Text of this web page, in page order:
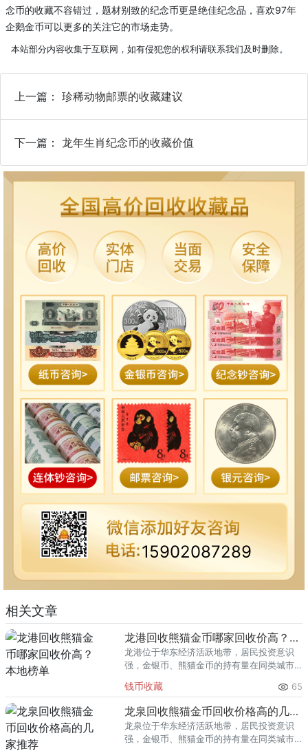
念币的收藏不容错过，题材别致的纪念币更是绝佳纪念品，喜欢97年
企鹅金币可以更多的关注它的市场走势。
本站部分内容收集于互联网，如有侵犯您的权利请联系我们及时删除。
上一篇： 珍稀动物邮票的收藏建议
下一篇： 龙年生肖纪念币的收藏价值
15902087289
相关文章
龙港回收熊猫金币哪家回收价高？本地榜单
龙港位于华东经济活跃地带，居民投资意识
强，金银币、熊猫金币的持有量在同类城市
熊猫金币的需求就明显升温，但鱼龙混杂的
回收渠道里，能精准识别版别溢
钱币收藏 65
龙泉回收熊猫金币回收价格高的几家推荐
龙泉位于华东经济活跃地带，居民投资意识
强，金银币、熊猫金币的持有量在同类城市